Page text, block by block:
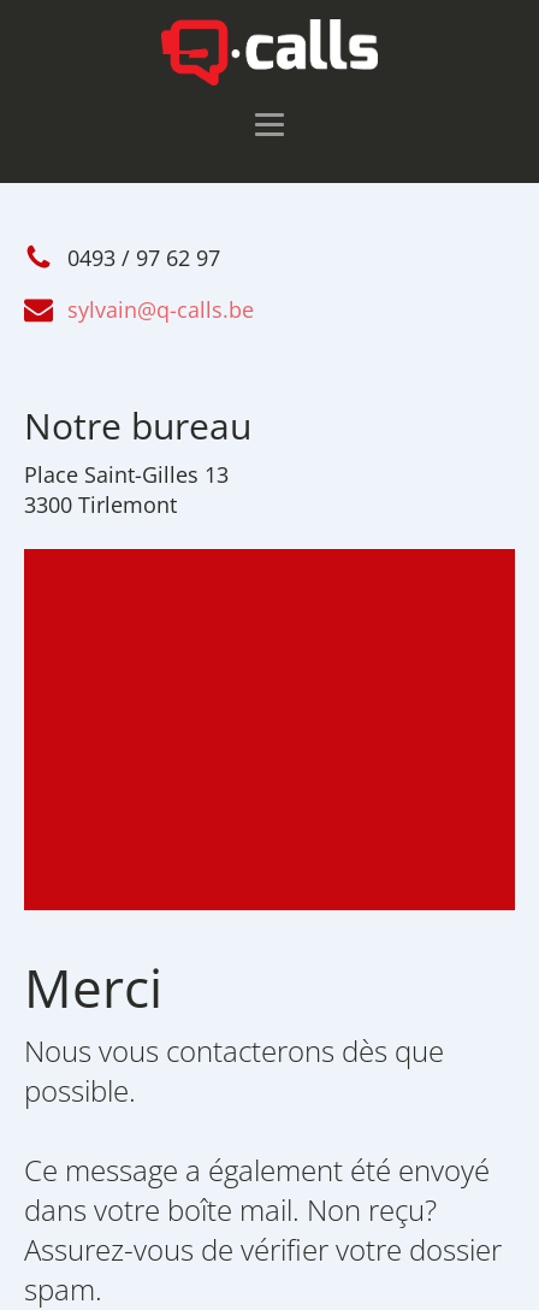
0493 / 97 62 97
sylvain@q-calls.be
Notre bureau
Place Saint-Gilles 13
3300 Tirlemont
Merci
Nous vous contacterons dès que
possible.
Ce message a également été envoyé
dans votre boîte mail. Non reçu?
Assurez-vous de vérifier votre dossier
spam.